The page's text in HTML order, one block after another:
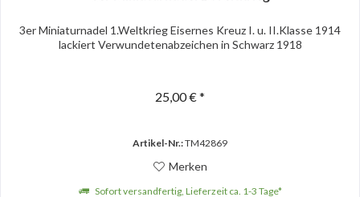
3er Miniaturnadel 1.Weltkrieg Eisernes Kreuz I. u. II.Klasse 1914
lackiert Verwundetenabzeichen in Schwarz 1918
25,00 € *
Artikel-Nr.:TM42869
Merken
Sofort versandfertig, Lieferzeit ca. 1-3 Tage*